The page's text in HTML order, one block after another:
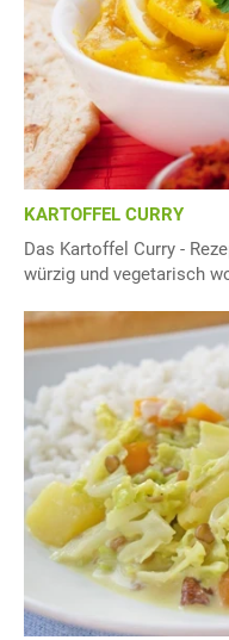
KARTOFFEL CURRY
Das Kartoffel Curry -
würzig und vegetarisch